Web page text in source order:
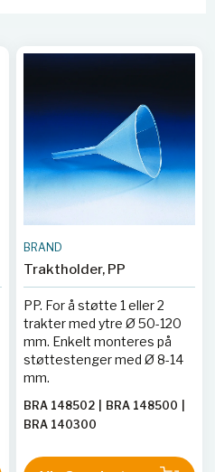
BRAND
Traktholder, PP
PP. For å støtte 1 eller 2
trakter med ytre Ø 50-120
mm. Enkelt monteres på
støttestenger med Ø 8-14
mm.
BRA 148502 BRA 148500
BRA 140300